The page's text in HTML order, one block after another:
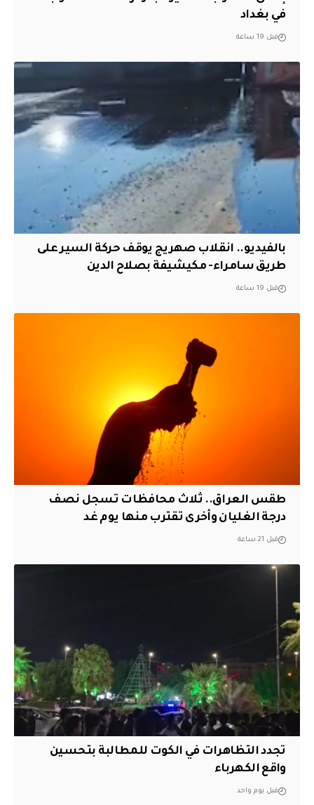
في بغداد
قبل 19 ساعة
بالفيديو.. انقلاب صهريج يوقف حركة السير على
طريق سامراء- مكيشيفة بصلاح الدين
قبل 19 ساعة
طقس العراق.. ثلاث محافظات تسجل نصف
درجة الغليان وأخرى تقترب منها يوم غد
قبل 21 ساعة
تجدد التظاهرات في الكوت للمطالبة بتحسين
واقع الكهرباء
قبل يوم واحد